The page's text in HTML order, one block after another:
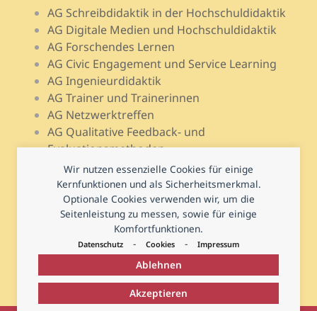
Wir nutzen essenzielle Cookies für einige
Kernfunktionen und als Sicherheitsmerkmal.
Optionale Cookies verwenden wir, um die
Seitenleistung zu messen, sowie für einige
Komfortfunktionen.
Datenschutz - Cookies - Impressum
Akzeptieren
Ablehnen
AG Schreibdidaktik in der Hochschuldidaktik
AG Digitale Medien und Hochschuldidaktik
AG Forschendes Lernen
AG Civic Engagement und Service Learning
AG Ingenieurdidaktik
AG Trainer und Trainerinnen
AG Netzwerktreffen
AG Qualitative Feedback- und
Evaluationsmethoden
AG Open Teach Ware – Lehrportale
AG Psychologie und Lehr-Lern-Forschung
AG Prüfen und Prüfungsdidaktik
AG Hochschuldidaktische Regional- und
Landesnetzwerke